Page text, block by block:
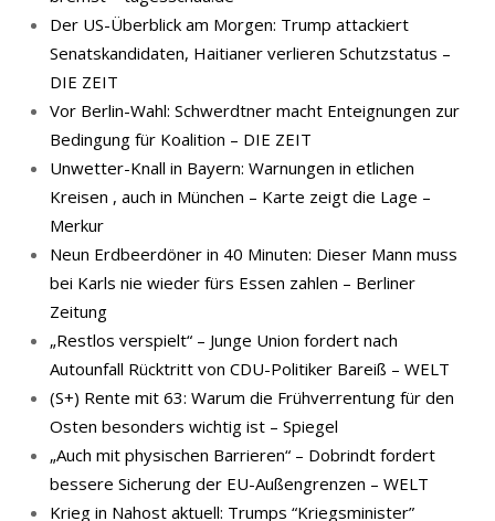
Der US-Überblick am Morgen: Trump attackiert
Senatskandidaten, Haitianer verlieren Schutzstatus –
DIE ZEIT
Vor Berlin-Wahl: Schwerdtner macht Enteignungen zur
Bedingung für Koalition – DIE ZEIT
Unwetter-Knall in Bayern: Warnungen in etlichen
Kreisen , auch in München – Karte zeigt die Lage –
Merkur
Neun Erdbeerdöner in 40 Minuten: Dieser Mann muss
bei Karls nie wieder fürs Essen zahlen – Berliner
Zeitung
„Restlos verspielt“ – Junge Union fordert nach
Autounfall Rücktritt von CDU-Politiker Bareiß – WELT
(S+) Rente mit 63: Warum die Frühverrentung für den
Osten besonders wichtig ist – Spiegel
„Auch mit physischen Barrieren“ – Dobrindt fordert
bessere Sicherung der EU-Außengrenzen – WELT
Krieg in Nahost aktuell: Trumps “Kriegsminister”